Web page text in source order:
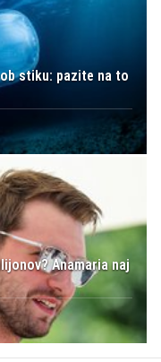
stiku: pazite na to
Anamaria naj